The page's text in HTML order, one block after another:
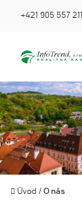
+421 905 557 211
Úvod / O nás